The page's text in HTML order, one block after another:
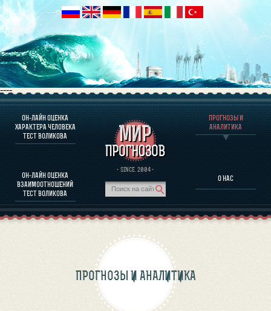
----
ОН-ЛАЙН ОЦЕНКА
ХАРАКТЕРА ЧЕЛОВЕКА
ТЕСТ ВОЛИКОВА
ОН-ЛАЙН ОЦЕНКА
ВЗАИМООТНОШЕНИЙ
ТЕСТ ВОЛИКОВА
· SINCE. 2004 ·
ПРОГНОЗЫ И
АНАЛИТИКА
О НАС
О ПРОГРАММЕ
ОЦЕНКА ХАРАКТЕРA ЧЕЛОВЕКА
ОЦЕНКА ХАРАКТЕРА ВЫДАЮЩИХСЯ ЛИЧНОСТЕЙ
О ПРОГРАММЕ
ПРОГНОЗЫ И АНАЛИТИКА
ПРОГНОЗЫ И АНАЛИТИКА